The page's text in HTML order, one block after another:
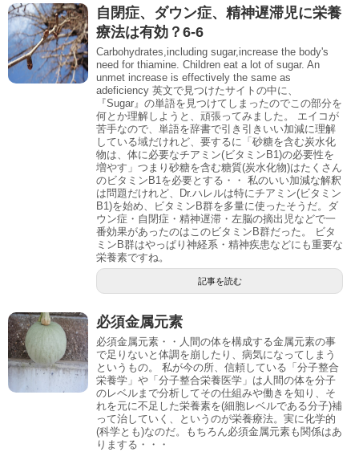
自閉症、ダウン症、精神遅滞児に栄養
療法は有効？6-6
Carbohydrates,including sugar,increase the body's
need for thiamine. Children eat a lot of sugar. An
unmet increase is effectively the same as
adeficiency 英文で見つけたサイトの中に、
『Sugar』の単語を見つけてしまったのでこの部分を
何とか理解しようと、頑張ってみました。 エイコが
苦手なので、単語を辞書で引き引きいい加減に理解
している域だけれど、要するに「砂糖を含む炭水化
物は、体に必要なチアミン(ビタミンB1)の必要性を
増やす」つまり砂糖を含む糖質(炭水化物)はたくさん
のビタミンB1を必要とする・・ 私のいい加減な解釈
は問題だけれど、Dr.ハレルは特にチアミン(ビタミン
B1)を始め、ビタミンB群を多量に使ったそうだ。ダ
ウン症・自閉症・精神遅滞・左脳の摘出児などで一
番効果があったのはこのビタミンB群だった。 ビタ
ミンB群はやっぱり神経系・精神疾患などにも重要な
栄養素ですね。
記事を読む
必須金属元素
必須金属元素・・人間の体を構成する金属元素の事
で足りないと体調を崩したり、病気になってしまう
というもの。 私が今の所、信頼している「分子整合
栄養学」や「分子整合栄養医学」は人間の体を分子
のレベルまで分析してその仕組みや働きを知り、そ
れを元に不足した栄養素を(細胞レベルである分子)補
って治していく、というのが栄養療法。実に化学的
(科学とも)なのだ。もちろん必須金属元素も関係はあ
りまする・・・